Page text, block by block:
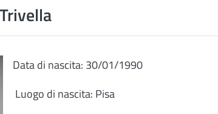
Data di nascita: 30/01/1990
Luogo di nascita: Pisa